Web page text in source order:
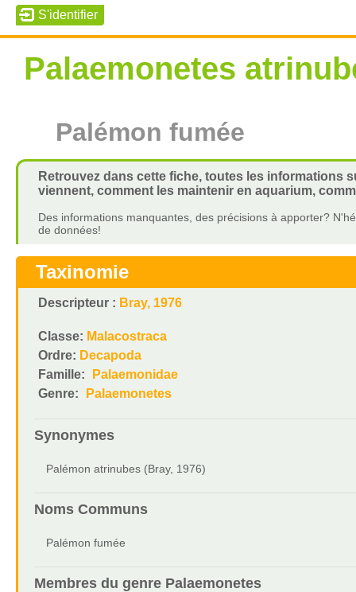
Palaemonetes
Palémon fumée
Retrouvez dans cette fiche, toutes les informations
viennent, comment les maintenir en aquarium,
Des informations manquantes, des précisions à apporter?
de données!
Taxinomie
Descripteur : Bray, 1976
Classe: Malacostraca
Ordre: Decapoda
Famille:
Palaemonidae
Genre:
Palaemonetes
Synonymes
Palémon atrinubes (Bray, 1976)
Noms Communs
Palémon fumée
Membres du genre Palaemonetes